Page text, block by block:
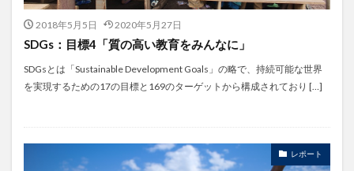
2018年5月5日 2020年5月27日
SDGs：目標4「質の高い教育をみんなに」
SDGsとは「Sustainable Development Goals」の略で、持続可能な世界
を実現するための17の目標と169のターゲットから構成されており […]
レポート